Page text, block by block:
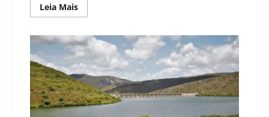
Leia MaisRead
more
cobra
investimentos
para
agricultura
familiar
do
Oeste
em
reunião